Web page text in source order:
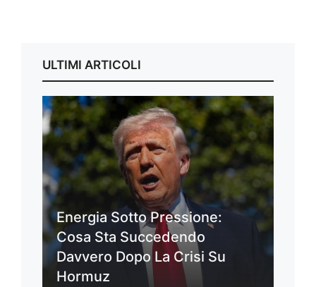
ULTIMI ARTICOLI
Energia Sotto Pressione:
Cosa Sta Succedendo
Davvero Dopo La Crisi Su
Hormuz